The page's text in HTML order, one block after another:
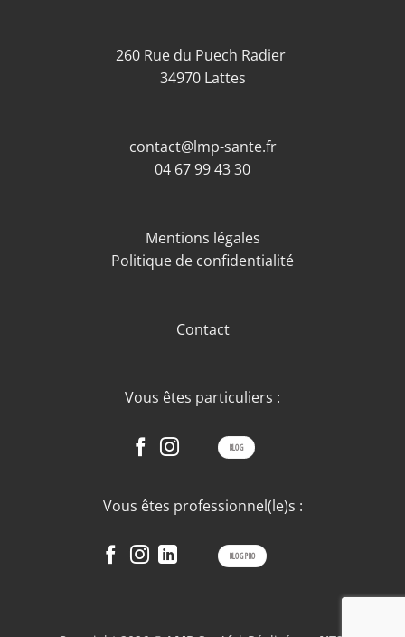
260 Rue du Puech Radier
34970 Lattes
contact@lmp-sante.fr
04 67 99 43 30
Mentions légales
Politique de confidentialité
Contact
Vous êtes particuliers :
BLOG
Vous êtes professionnel(le)s :
BLOG PRO